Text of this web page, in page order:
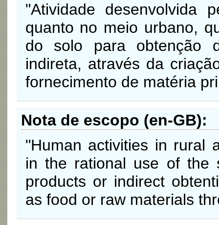
"Atividade desenvolvida
quanto no meio urbano,
do solo para obtenção
indireta, através da
fornecimento de matéria
Nota de escopo (en-GB)
"Human activities in rural
in the rational use of the
products or indirect
as food or raw materials